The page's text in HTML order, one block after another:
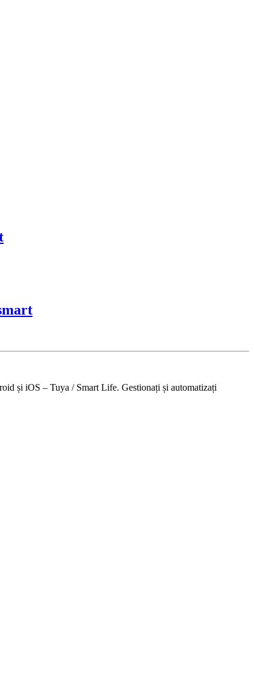
și iOS – Tuya / Smart Life. Gestionați și automatizați